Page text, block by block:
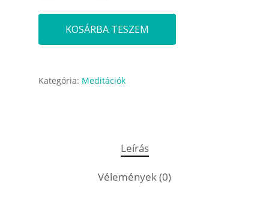
KOSÁRBA TESZEM
Kategória: Meditációk
Leírás
Vélemények (0)